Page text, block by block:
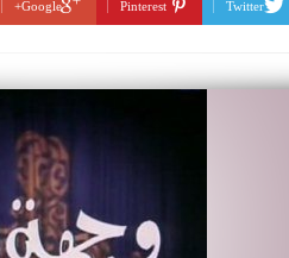
Twitter
Pinterest
Google+